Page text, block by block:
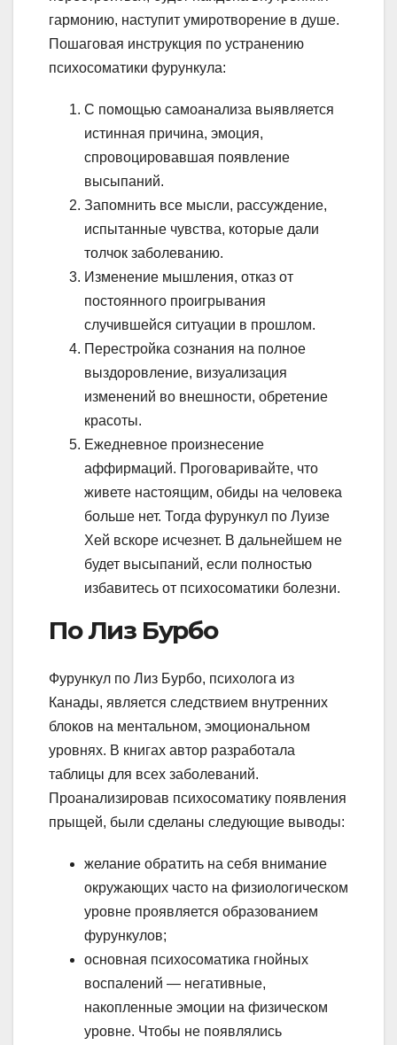
гармонию, наступит умиротворение в душе.
Пошаговая инструкция по устранению
психосоматики фурункула:
С помощью самоанализа выявляется
истинная причина, эмоция,
спровоцировавшая появление
высыпаний.
Запомнить все мысли, рассуждение,
испытанные чувства, которые дали
толчок заболеванию.
Изменение мышления, отказ от
постоянного проигрывания
случившейся ситуации в прошлом.
Перестройка сознания на полное
выздоровление, визуализация
изменений во внешности, обретение
красоты.
Ежедневное произнесение
аффирмаций. Проговаривайте, что
живете настоящим, обиды на человека
больше нет. Тогда фурункул по Луизе
Хей вскоре исчезнет. В дальнейшем не
будет высыпаний, если полностью
избавитесь от психосоматики болезни.
По Лиз Бурбо
Фурункул по Лиз Бурбо, психолога из
Канады, является следствием внутренних
блоков на ментальном, эмоциональном
уровнях. В книгах автор разработала
таблицы для всех заболеваний.
Проанализировав психосоматику появления
прыщей, были сделаны следующие выводы:
желание обратить на себя внимание
окружающих часто на физиологическом
уровне проявляется образованием
фурункулов;
основная психосоматика гнойных
воспалений — негативные,
накопленные эмоции на физическом
уровне. Чтобы не появлялись